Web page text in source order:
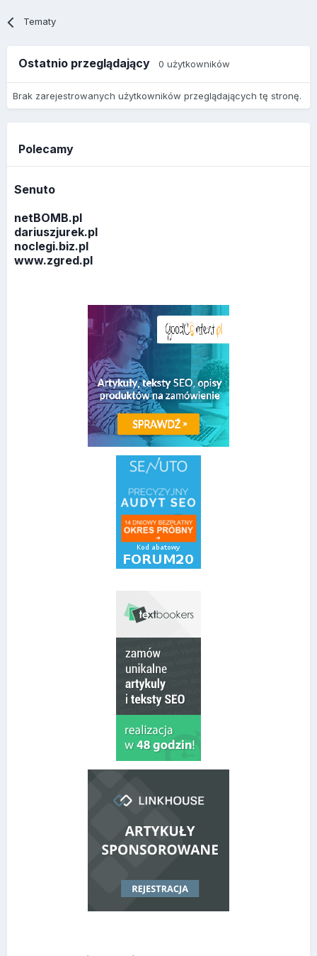
Tematy
Ostatnio przeglądający 0 użytkowników
Brak zarejestrowanych użytkowników przeglądających tę stronę.
Polecamy
Senuto
netBOMB.pl
dariuszjurek.pl
noclegi.biz.pl
www.zgred.pl